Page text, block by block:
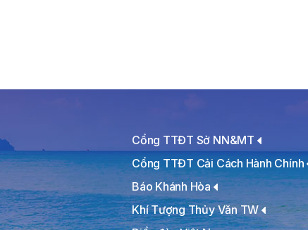
Cổng TTĐT Sở NN&MT
Cổng TTĐT Cải Cách Hành Chính
Báo Khánh Hòa
Khí Tượng Thủy Văn TW